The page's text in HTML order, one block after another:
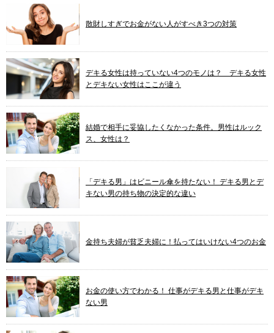
散財しすぎでお金がない人がすべき3つの対策
デキる女性は持っていない4つのモノは？ デキる女性
とデキない女性はここが違う
結婚で相手に妥協したくなかった条件。男性はルック
ス、女性は？
「デキる男」はビニール傘を持たない！ デキる男とデ
キない男の持ち物の決定的な違い
金持ち夫婦が貧乏夫婦に！払ってはいけない4つのお金
お金の使い方でわかる！ 仕事がデキる男と仕事がデキ
ない男